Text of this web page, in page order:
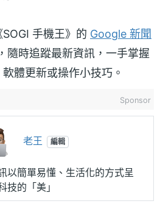
手機王》的 Google 新聞
，隨時追蹤最新資訊，一手掌握
體更新或操作小技巧。
Sponsor
老王 編輯
以簡單易懂、生活化的方式呈
技的「美」